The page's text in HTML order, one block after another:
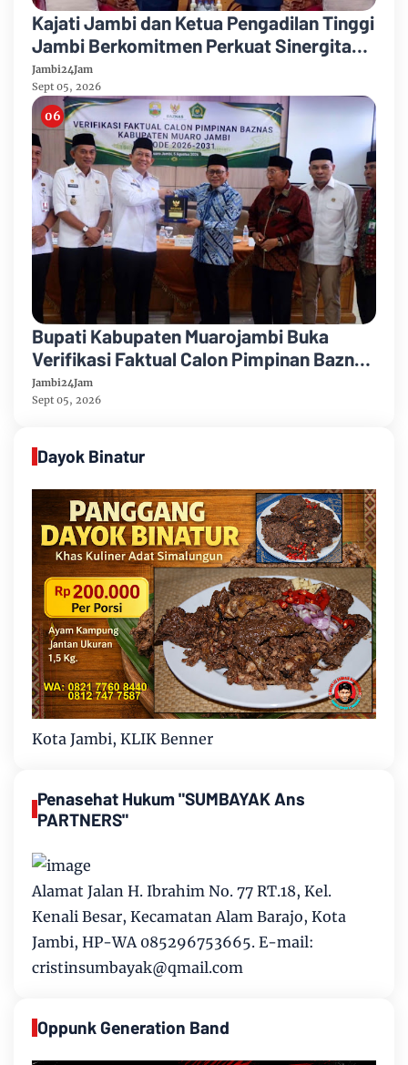
Kajati Jambi dan Ketua Pengadilan Tinggi
Jambi Berkomitmen Perkuat Sinergitas
Penegakan Hukum
Jambi24Jam
Sept 05, 2026
Bupati Kabupaten Muarojambi Buka
Verifikasi Faktual Calon Pimpinan Baznas
Tahun 2026-2031
Jambi24Jam
Sept 05, 2026
Dayok Binatur
Kota Jambi, KLIK Benner
Penasehat Hukum "SUMBAYAK Ans
PARTNERS"
Alamat Jalan H. Ibrahim No. 77 RT.18, Kel.
Kenali Besar, Kecamatan Alam Barajo, Kota
Jambi, HP-WA 085296753665. E-mail:
cristinsumbayak@qmail.com
Oppunk Generation Band